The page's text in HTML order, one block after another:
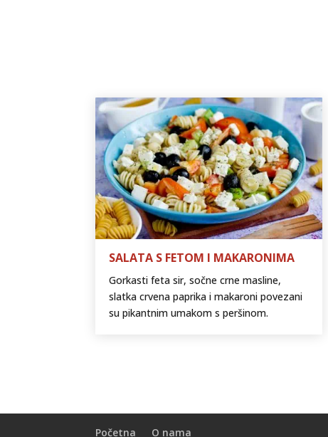
SALATA S FETOM I MAKARONIMA
Gorkasti feta sir, sočne crne masline,
slatka crvena paprika i makaroni povezani
su pikantnim umakom s peršinom.
Početna O nama